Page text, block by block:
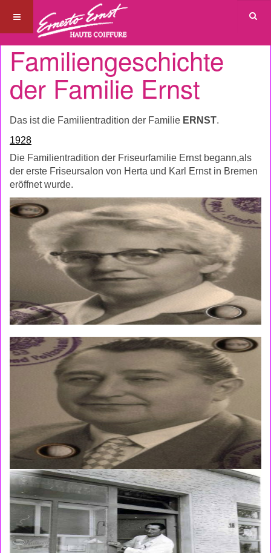
Familiengeschichte
der Familie Ernst
Das ist die Familientradition der Familie ERNST.
1928
Die Familientradition der Friseurfamilie Ernst begann,als
der erste Friseursalon von Herta und Karl Ernst in Bremen
eröffnet wurde.